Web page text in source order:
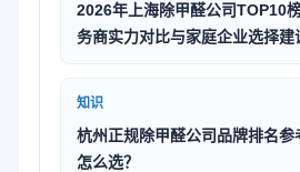
2026年上海除甲醛公司TOP10
务商实力对比与家庭企业选择建
知识
杭州正规除甲醛公司品牌排名参
怎么选？